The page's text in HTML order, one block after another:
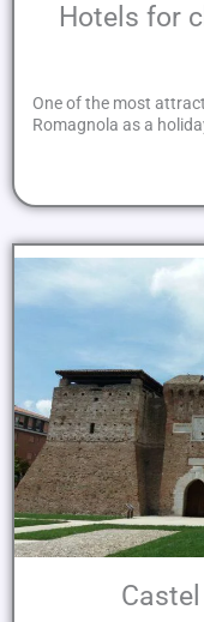
Hotels for
One of the most
Romagnola as a